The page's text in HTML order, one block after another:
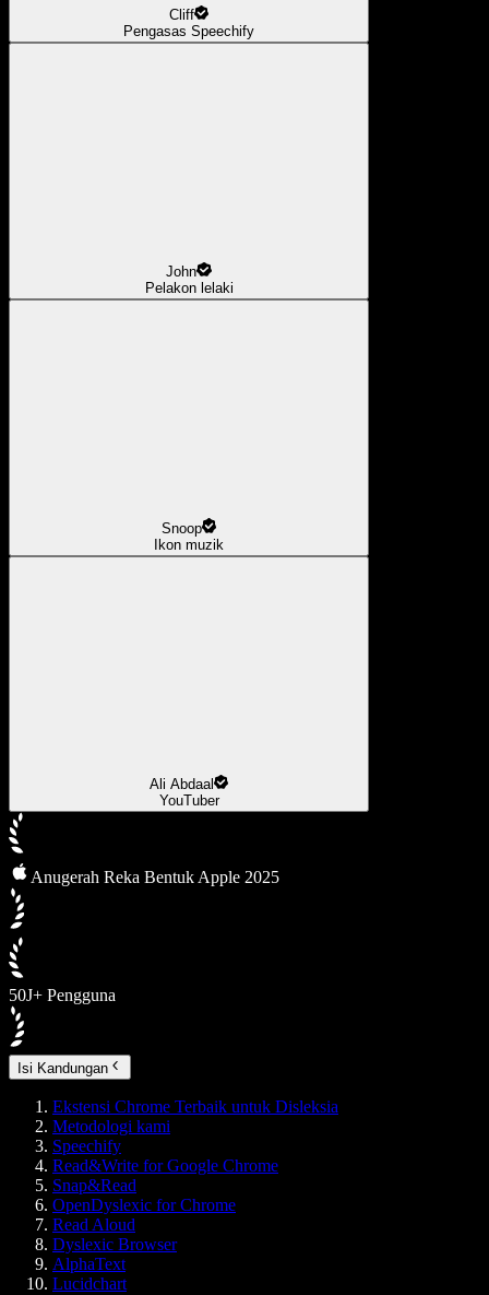
Cliff
Pengasas Speechify
John
Pelakon lelaki
Snoop
Ikon muzik
Ali Abdaal
YouTuber
Anugerah Reka Bentuk Apple 2025
50J+ Pengguna
Isi Kandungan
Ekstensi Chrome Terbaik untuk Disleksia
Metodologi kami
Speechify
Read&Write for Google Chrome
Snap&Read
OpenDyslexic for Chrome
Read Aloud
Dyslexic Browser
AlphaText
Lucidchart